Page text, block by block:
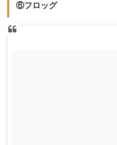
⑥フロッグ